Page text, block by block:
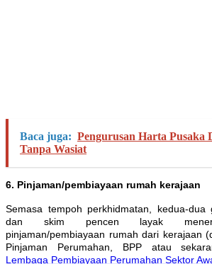
Baca juga: Pengurusan Harta Pusaka
Tanpa Wasiat
6. Pinjaman/pembiayaan rumah kerajaan
Semasa tempoh perkhidmatan, kedua-dua
dan skim pencen layak
pinjaman/pembiayaan rumah dari kerajaan
Pinjaman Perumahan, BPP atau
Lembaga Pembiayaan Perumahan Sektor